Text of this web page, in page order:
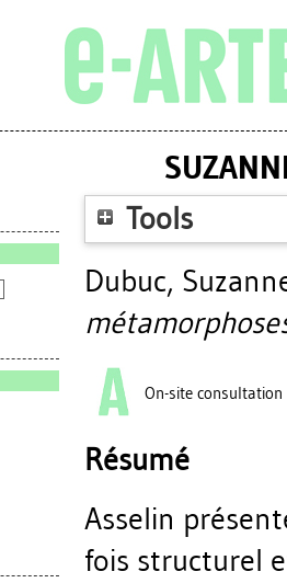
Tools
Dubuc,
On-site consultation
Résumé
Asselin
fois structurel